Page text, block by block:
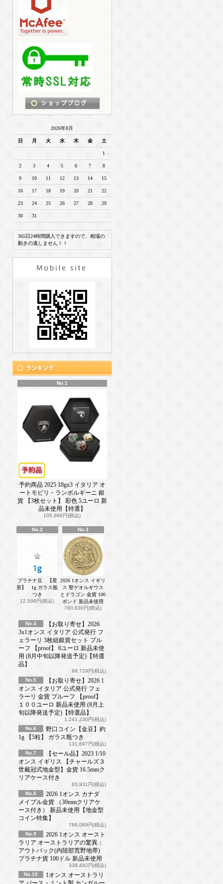
2026年8月
日 月 火 水 木 金 土
1
2 3 4 5 6 7 8
9 10 11 12 13 14 15
16 17 18 19 20 21 22
23 24 25 26 27 28 29
30 31
365日24時間購入できますので、相場の
動きの逃しません！！
No.1
予約商品 2025 18gx3 イタリア オ
ートモビリ・ランボルギーニ 銀
貨 【3枚セット】 彩色 5ユーロ 新
品未使用【特選】
105,986円(税込)
No.2
プラチナ豆 【星
形】 1g ガラス瓶
つき
12,598円(税込)
No.3
2026 1オンス イギリ
ス 聖ゲオルギウス
とドラゴン 金貨 100
ポンド 新品未使用
780,630円(税込)
No.4
【お取り寄せ】2026
3x1オンス イタリア 公式発行 フ
ェラーリ 3枚組銀貨セット プル
ーフ 【proof】 6ユーロ 新品未使
用 (8月中旬以降発送予定)【特選
品】
99,729円(税込)
No.5
【お取り寄せ】2026 1
オンス イタリア 公式発行 フェ
ラーリ 金貨 プルーフ 【proof】
１００ユーロ 新品未使用 (8月上
旬以降発送予定)【特選品】
1,241,230円(税込)
No.6
野口コイン【金豆】約
1g 【5粒】 ガラス瓶つき
131,697円(税込)
No.7
【セール品】2023 1/10
オンス イギリス 【チャールズ３
世戴冠式地金型】金貨 16.5mmク
リアケース付き
83,931円(税込)
No.8
2026 1オンス カナダ
メイプル金貨 （30mmクリアケ
ース付き） 新品未使用【地金型
コイン特集】
786,089円(税込)
No.9
2026 1オンス オースト
ラリア オーストラリアの驚異：
アウトバック(内陸部荒野地帯)
プラチナ貨 100ドル 新品未使用
338,492円(税込)
No.10
1オンス オーストラリ